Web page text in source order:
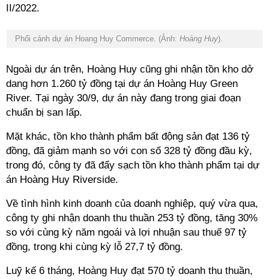
II/2022.
Phối cảnh dự án Hoang Huy Commerce. (Ảnh: Hoàng Huy).
Ngoài dự án trên, Hoàng Huy cũng ghi nhận tồn kho dở
dang hơn 1.260 tỷ đồng tại dự án Hoàng Huy Green
River. Tại ngày 30/9, dự án này đang trong giai đoạn
chuẩn bị san lấp.
Mặt khác, tồn kho thành phẩm bất động sản đạt 136 tỷ
đồng, đã giảm mạnh so với con số 328 tỷ đồng đầu kỳ,
trong đó, công ty đã đẩy sạch tồn kho thành phẩm tại dự
án Hoàng Huy Riverside.
Về tình hình kinh doanh của doanh nghiệp, quý vừa qua,
công ty ghi nhận doanh thu thuần 253 tỷ đồng, tăng 30%
so với cùng kỳ năm ngoái và lợi nhuận sau thuế 97 tỷ
đồng, trong khi cùng kỳ lỗ 27,7 tỷ đồng.
Luỹ kế 6 tháng, Hoàng Huy đạt 570 tỷ doanh thu thuần,